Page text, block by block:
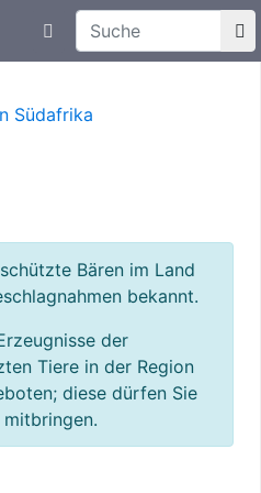
Aktuelle Meldungen
Suchtexteingabe
Südafrika
Bären im Land
bekannt.
der
Tiere in der Region
diese dürfen Sie